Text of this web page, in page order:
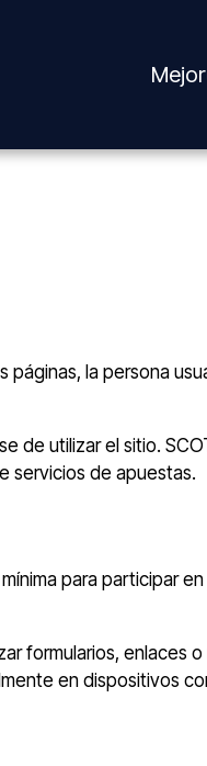
páginas, la persona
de utilizar el sitio.
servicios de apuestas.
para participar
formularios, enlaces
en dispositivos